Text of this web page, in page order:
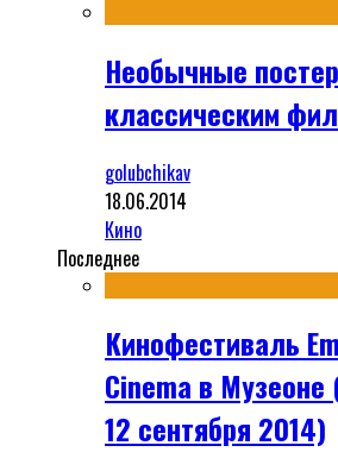
Необычные
классическим
golubchikav
18.06.2014
Кино
Последнее
Кинофестиваль
Cinema в
12 сентября 2014)